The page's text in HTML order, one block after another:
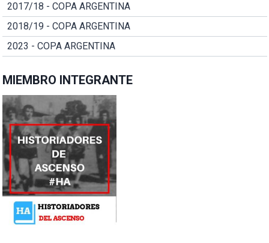
2017/18 - COPA ARGENTINA
2018/19 - COPA ARGENTINA
2023 - COPA ARGENTINA
MIEMBRO INTEGRANTE